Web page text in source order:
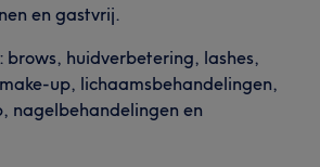
en gastvrij.
brows, huidverbetering, lashes,
up, lichaamsbehandelingen,
nagelbehandelingen en